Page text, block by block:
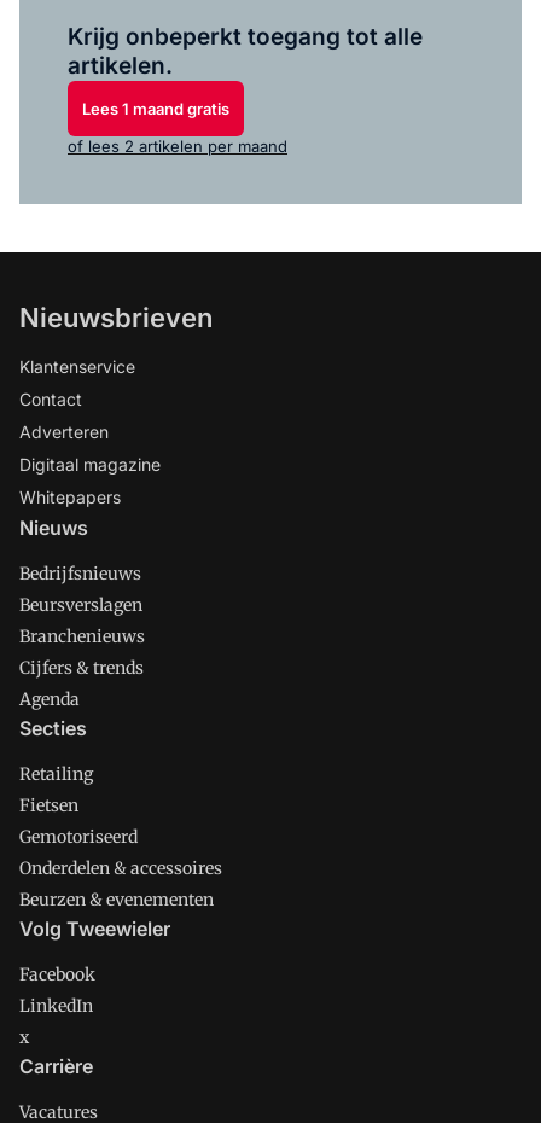
Krijg onbeperkt toegang tot alle
artikelen.
Lees 1 maand gratis
of lees 2 artikelen per maand
Nieuwsbrieven
Klantenservice
Contact
Adverteren
Digitaal magazine
Whitepapers
Nieuws
Bedrijfsnieuws
Beursverslagen
Branchenieuws
Cijfers & trends
Agenda
Secties
Retailing
Fietsen
Gemotoriseerd
Onderdelen & accessoires
Beurzen & evenementen
Volg Tweewieler
Facebook
LinkedIn
x
Carrière
Vacatures